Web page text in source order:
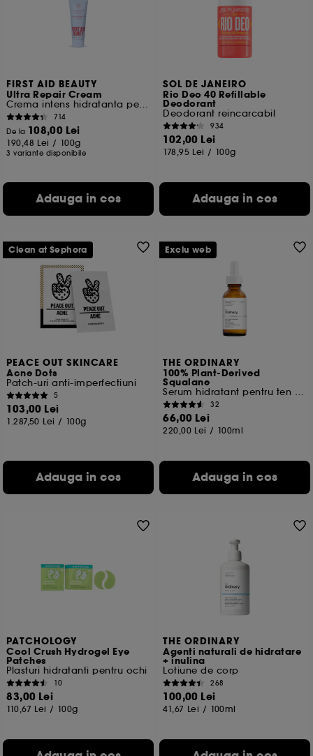
FIRST AID BEAUTY
Ultra Repair Cream
Crema intens hidratanta pentru fata si corp
714
De la 108,00 Lei
190,48 Lei / 100g
3 variante disponibile
Adauga in cos
SOL DE JANEIRO
Rio Deo 40 Refillable
Deodorant
Deodorant reincarcabil
934
102,00 Lei
178,95 Lei / 100g
Adauga in cos
PEACE OUT SKINCARE
Acne Dots
Patch-uri anti-imperfectiuni
5
103,00 Lei
1.287,50 Lei / 100g
Adauga in cos
Clean at Sephora
THE ORDINARY
100% Plant-Derived
Squalane
Serum hidratant pentru ten si par
32
66,00 Lei
220,00 Lei / 100ml
Adauga in cos
Exclu web
PATCHOLOGY
Cool Crush Hydrogel Eye
Patches
Plasturi hidratanti pentru ochi
10
83,00 Lei
110,67 Lei / 100g
THE ORDINARY
Agenti naturali de hidratare
+ inulina
Lotiune de corp
268
100,00 Lei
41,67 Lei / 100ml
Cu exceptia cookie-urilor tehnice, plasarea si citirea
celorlalte necesita acordul tau. Poti sa iti personalizezi
alegerile privind plasarea acestor cookies folosind
optiunea "Schimba preferintele" de mai jos, sau poti
toate". Poti alege sa iti modifici preferintele oricand.
Daca doresti mai multe informatii despre cookie-urile
folosite, clickaici.